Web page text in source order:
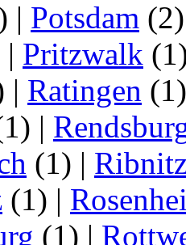
| Potsdam
| Pritzwalk
| Ratingen
|
(1) |
(1) |
(1) |